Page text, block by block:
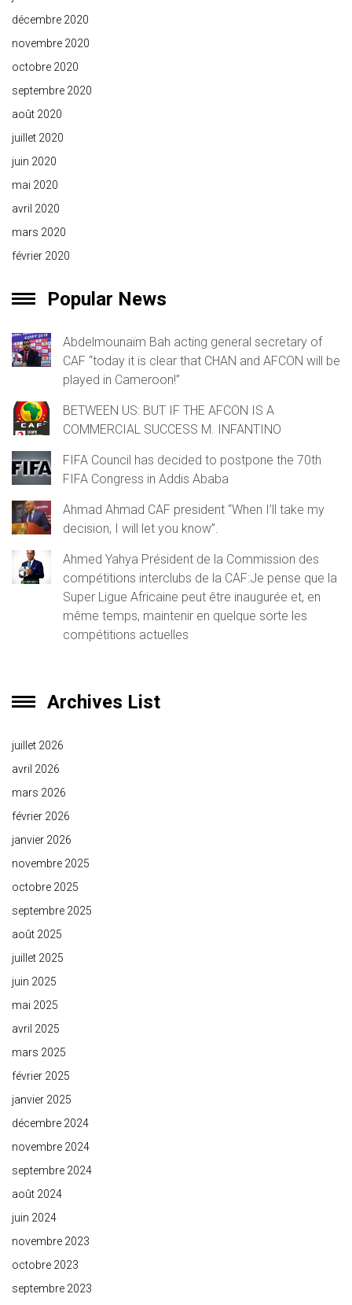
décembre 2020
novembre 2020
octobre 2020
septembre 2020
août 2020
juillet 2020
juin 2020
mai 2020
avril 2020
mars 2020
février 2020
Popular News
Abdelmounaïm Bah acting general secretary of
CAF “today it is clear that CHAN and AFCON will be
played in Cameroon!”
BETWEEN US: BUT IF THE AFCON IS A
COMMERCIAL SUCCESS M. INFANTINO
FIFA Council has decided to postpone the 70th
FIFA Congress in Addis Ababa
Ahmad Ahmad CAF president “When I’ll take my
decision, I will let you know”.
Ahmed Yahya Président de la Commission des
compétitions interclubs de la CAF:Je pense que la
Super Ligue Africaine peut être inaugurée et, en
même temps, maintenir en quelque sorte les
compétitions actuelles
Archives List
juillet 2026
avril 2026
mars 2026
février 2026
janvier 2026
novembre 2025
octobre 2025
septembre 2025
août 2025
juillet 2025
juin 2025
mai 2025
avril 2025
mars 2025
février 2025
janvier 2025
décembre 2024
novembre 2024
septembre 2024
août 2024
juin 2024
novembre 2023
octobre 2023
septembre 2023